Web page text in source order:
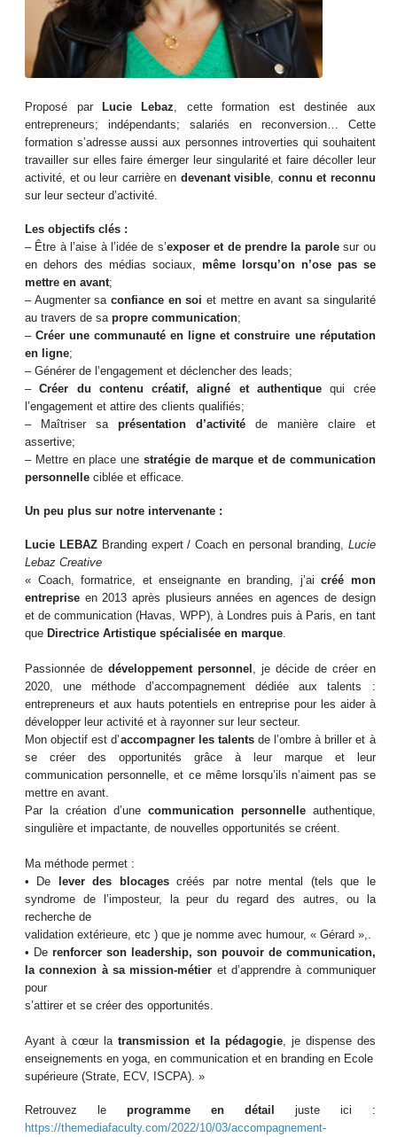
Proposé par Lucie Lebaz, cette formation est destinée aux
entrepreneurs; indépendants; salariés en reconversion… Cette
formation s’adresse aussi aux personnes introverties qui souhaitent
travailler sur elles faire émerger leur singularité et faire décoller leur
activité, et ou leur carrière en devenant visible, connu et reconnu
sur leur secteur d’activité.
Les objectifs clés :
– Être à l’aise à l’idée de s’exposer et de prendre la parolesur ou
en dehors des médias sociaux, même lorsqu’on n’ose pas se
mettre en avant;
– Augmenter saconfiance en soi et mettre en avant sa singularité
au travers de sapropre communication;
–Créer une communauté en ligne et construire une réputation
en ligne;
– Générer de l’engagement et déclencher des leads;
–Créer du contenu créatif, aligné et authentique qui crée
l’engagement et attire des clients qualifiés;
– Maîtriser saprésentation d’activité de manière claire et
assertive;
– Mettre en place une stratégie de marque et de communication
personnelle ciblée et efficace.
Un peu plus sur notre intervenante :
Lucie LEBAZBranding expert / Coach en personal branding, Lucie
Lebaz Creative
« Coach, formatrice, et enseignante en branding, j’aicréé mon
entreprise en 2013 après plusieurs années en agences de design
et de communication (Havas, WPP), à Londres puis à Paris, en tant
que Directrice Artistique spécialisée en marque.
Passionnée de développement personnel , je décide de créer en
2020, une méthode d’accompagnement dédiée aux talents :
entrepreneurs et aux hauts potentiels en entreprise pour les aider à
développer leur activité et à rayonner sur leur secteur.
Mon objectif est d’accompagner les talentsde l’ombre à briller et à
se créer des opportunités grâce à leur marque et leur
communication personnelle, et ce même lorsqu’ils n’aiment pas se
mettre en avant.
Par la création d’une communication personnelleauthentique,
singulière et impactante, de nouvelles opportunités se créent.
Ma méthode permet :
• De
lever des blocagescréés par notre mental (tels que le
syndrome de l’imposteur, la peur du regard des autres, ou la
recherche de
validation extérieure, etc ) que je nomme avec humour, « Gérard »,.
• De renforcer son leadership, son pouvoir de communication,
la connexion à sa mission-métier et d’apprendre à communiquer
pour
s’attirer et se créer des opportunités.
Ayant à cœur la transmission et la pédagogie, je dispense des
enseignements en yoga, en communication et en branding en Ecole
supérieure (Strate, ECV, ISCPA). »
Retrouvez le programme en détail
juste ici :
https://themediafaculty.com/2022/10/03/accompagnement-